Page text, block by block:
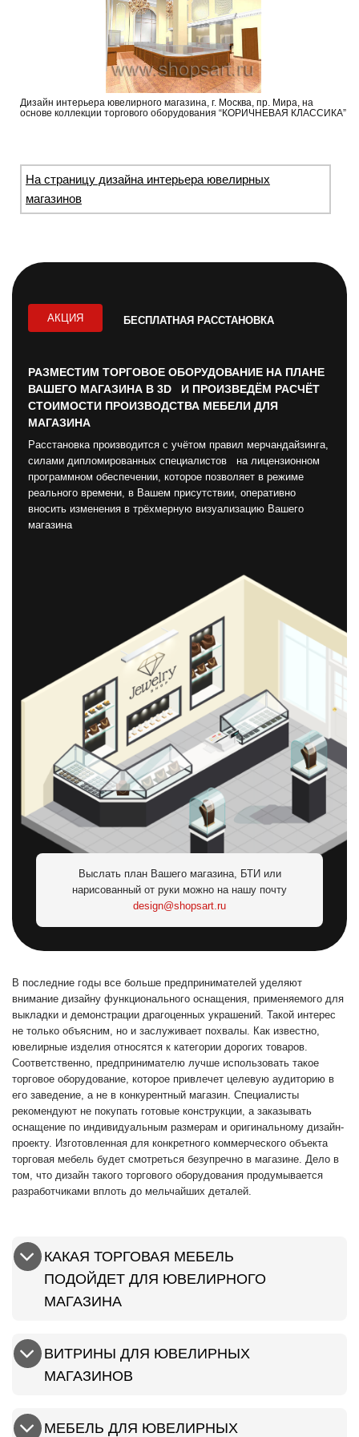
Дизайн интерьера ювелирного магазина, г. Москва, пр. Мира, на
основе коллекции торгового оборудования “КОРИЧНЕВАЯ КЛАССИКА”
На страницу дизайна интерьера ювелирных
магазинов
АКЦИЯ БЕСПЛАТНАЯ РАССТАНОВКА
РАЗМЕСТИМ ТОРГОВОЕ ОБОРУДОВАНИЕ НА ПЛАНЕ
ВАШЕГО МАГАЗИНА В 3D И ПРОИЗВЕДЁМ РАСЧЁТ
СТОИМОСТИ ПРОИЗВОДСТВА МЕБЕЛИ ДЛЯ
МАГАЗИНА
Расстановка производится с учётом правил мерчандайзинга,
силами дипломированных специалистов на лицензионном
программном обеспечении, которое позволяет в режиме
реального времени, в Вашем присутствии, оперативно
вносить изменения в трёхмерную визуализацию Вашего
магазина
Выслать план Вашего магазина, БТИ или
нарисованный от руки можно на нашу почту
design@shopsart.ru
В последние годы все больше предпринимателей уделяют
внимание дизайну функционального оснащения, применяемого для
выкладки и демонстрации драгоценных украшений. Такой интерес
не только объясним, но и заслуживает похвалы. Как известно,
ювелирные изделия относятся к категории дорогих товаров.
Соответственно, предпринимателю лучше использовать такое
торговое оборудование, которое привлечет целевую аудиторию в
его заведение, а не в конкурентный магазин. Специалисты
рекомендуют не покупать готовые конструкции, а заказывать
оснащение по индивидуальным размерам и оригинальному дизайн-
проекту. Изготовленная для конкретного коммерческого объекта
торговая мебель будет смотреться безупречно в магазине. Дело в
том, что дизайн такого торгового оборудования продумывается
разработчиками вплоть до мельчайших деталей.
КАКАЯ ТОРГОВАЯ МЕБЕЛЬ
ПОДОЙДЕТ ДЛЯ ЮВЕЛИРНОГО
МАГАЗИНА
ВИТРИНЫ ДЛЯ ЮВЕЛИРНЫХ
МАГАЗИНОВ
МЕБЕЛЬ ДЛЯ ЮВЕЛИРНЫХ